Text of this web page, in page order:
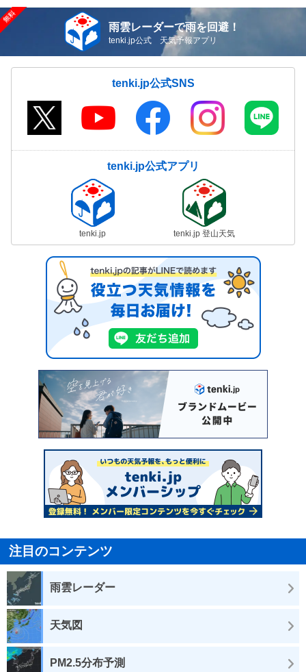
雨雲レーダーで雨を回避！
tenki.jp公式 天気予報アプリ
tenki.jp公式SNS
tenki.jp公式アプリ
tenki.jp tenki.jp 登山天気
注目のコンテンツ
雨雲レーダー
天気図
PM2.5分布予測